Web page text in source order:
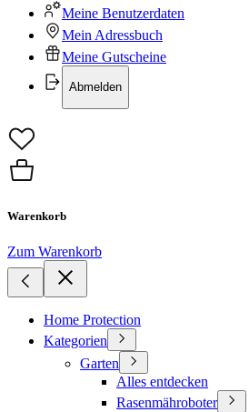
Meine Benutzerdaten
Mein Adressbuch
Meine Gutscheine
Abmelden
Warenkorb
Zum Warenkorb
Home Protection
Kategorien
Garten
Alles entdecken
Rasenmähroboter